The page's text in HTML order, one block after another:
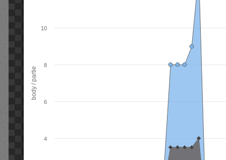
body / partie
4
6
8
10